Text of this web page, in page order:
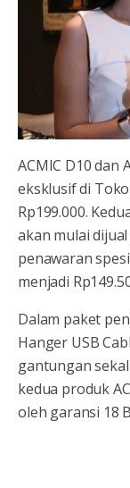
ACMIC D10 dan
eksklusif di
Rp199.000.
akan mulai
penawaran
menjadi
Dalam paket
Hanger USB
gantungan
kedua produk
oleh garansi 18